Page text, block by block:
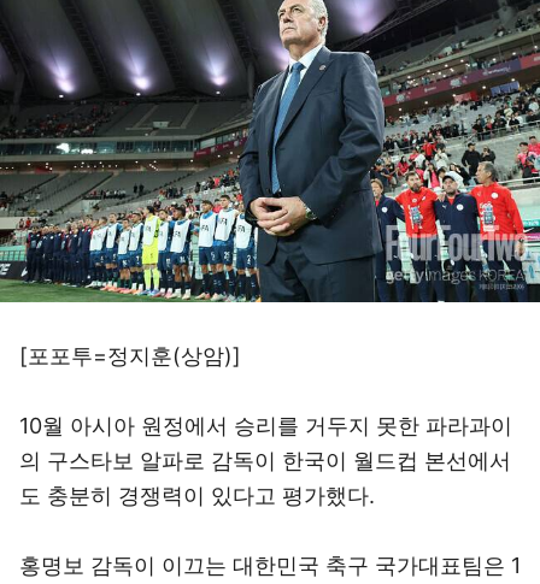
[포포투=정지훈(상암)]
10월 아시아 원정에서 승리를 거두지 못한 파라과이
의 구스타보 알파로 감독이 한국이 월드컵 본선에서
도 충분히 경쟁력이 있다고 평가했다.
홍명보 감독이 이끄는 대한민국 축구 국가대표팀은 1